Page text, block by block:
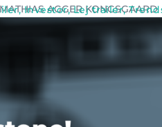
MATHIAS AGGER KONGSGAARD
,Investor,Lej trailer,